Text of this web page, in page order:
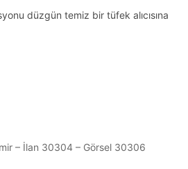
düzgün temiz bir tüfek alıcısına